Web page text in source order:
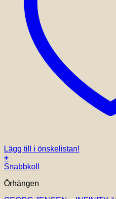
Lägg till i önskelistan!
+
Snabbkoll
Örhängen